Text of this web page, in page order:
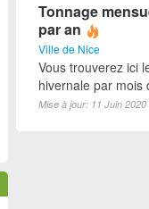
Tonnage
par an
Ville de Nice
Vous trouverez ici
hivernale par
Mise à jour: 11 Juin 2020